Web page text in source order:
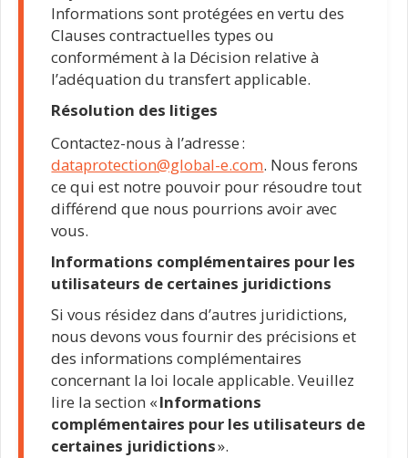
Informations sont protégées en vertu des
Clauses contractuelles types ou
conformément à la Décision relative à
l’adéquation du transfert applicable.
Résolution des litiges
Contactez-nous à l’adresse :
dataprotection@global-e.com. Nous ferons
ce qui est notre pouvoir pour résoudre tout
différend que nous pourrions avoir avec
vous.
Informations complémentaires pour les
utilisateurs de certaines juridictions
Si vous résidez dans d’autres juridictions,
nous devons vous fournir des précisions et
des informations complémentaires
concernant la loi locale applicable. Veuillez
lire la section «Informations
complémentaires pour les utilisateurs de
certaines juridictions».